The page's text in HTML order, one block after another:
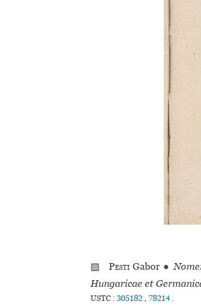
▨ Pesti Gabor ●
Hungaricae et
USTC : 305182 , 78214 .